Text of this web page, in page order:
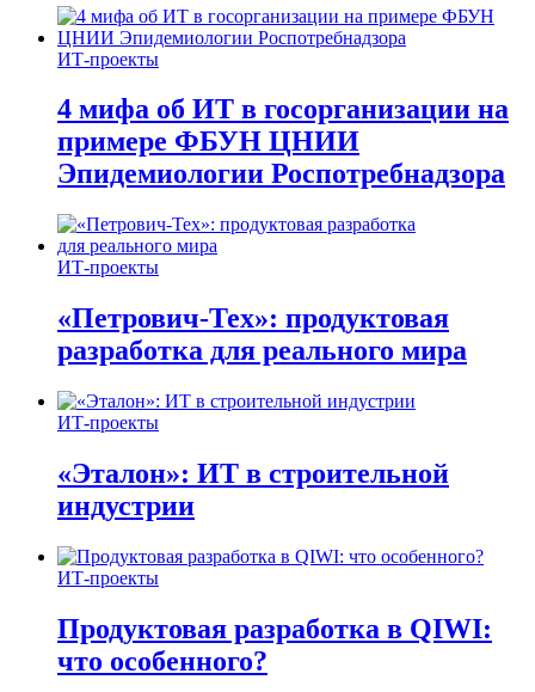
ИТ-проекты
4 мифа об ИТ в госорганизации на
примере ФБУН ЦНИИ
Эпидемиологии Роспотребнадзора
ИТ-проекты
«Петрович-Тех»: продуктовая
разработка для реального мира
ИТ-проекты
«Эталон»: ИТ в строительной
индустрии
ИТ-проекты
Продуктовая разработка в QIWI:
что особенного?